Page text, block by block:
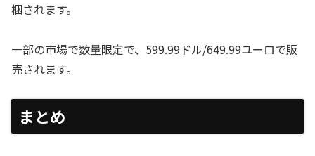
梱されます。
一部の市場で数量限定で、599.99ドル/649.99ユーロで販
売されます。
まとめ